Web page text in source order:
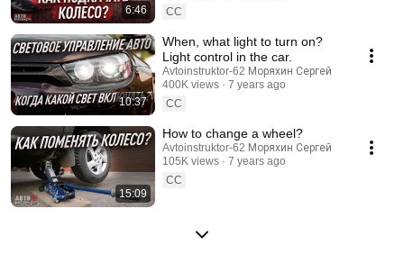
6:46
CC
10:37
When, what light to turn on?
Light control in the car.
Avtoinstruktor-62 Моряхин Сергей
400K views
7 years ago
CC
15:09
How to change a wheel?
Avtoinstruktor-62 Моряхин Сергей
105K views
7 years ago
CC